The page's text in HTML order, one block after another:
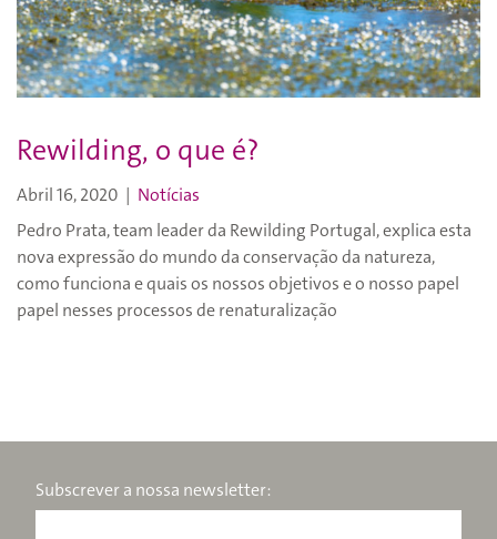
Rewilding, o que é?
Abril 16, 2020 | Notícias
Pedro Prata, team leader da Rewilding Portugal, explica esta
nova expressão do mundo da conservação da natureza,
como funciona e quais os nossos objetivos e o nosso papel
papel nesses processos de renaturalização
Subscrever a nossa newsletter: